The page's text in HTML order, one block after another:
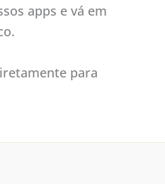
apps e vá em
para